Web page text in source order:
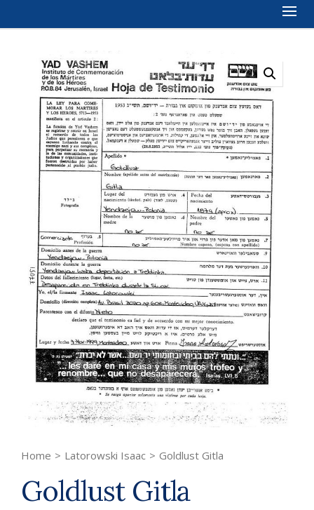
Home > Latorowski Isaac > Goldlust Gitla
Goldlust Gitla